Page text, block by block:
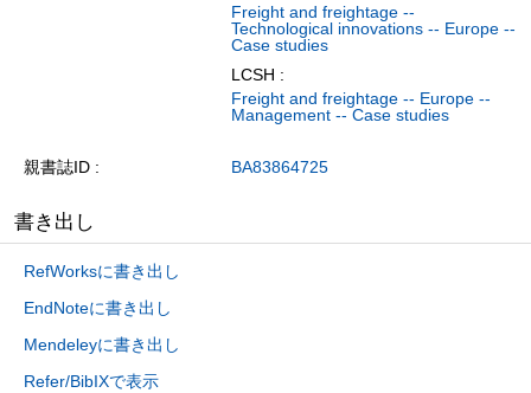
Freight and freightage --
Technological innovations -- Europe --
Case studies
LCSH :
Freight and freightage -- Europe --
Management -- Case studies
親書誌ID BA83864725
書き出し
RefWorksに書き出し
EndNoteに書き出し
Mendeleyに書き出し
Refer/BibIXで表示